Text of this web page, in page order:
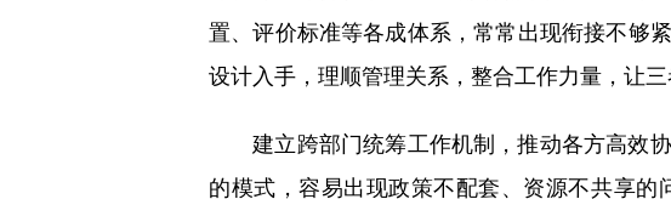
置、评价标准等各成体系，常常出现衔接不够
设计入手，理顺管理关系，整合工作力量，让三
建立跨部门统筹工作机制，推动各方高效协
的模式，容易出现政策不配套、资源不共享